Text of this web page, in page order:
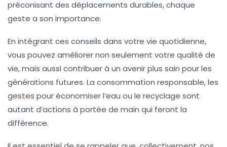
préconisant des déplacements durables, chaque
geste a son importance.
En intégrant ces conseils dans votre vie quotidienne,
vous pouvez améliorer non seulement votre qualité de
vie, mais aussi contribuer à un avenir plus sain pour les
générations futures. La consommation responsable, les
gestes pour économiser l’eau ou le recyclage sont
autant d’actions à portée de main qui feront la
différence.